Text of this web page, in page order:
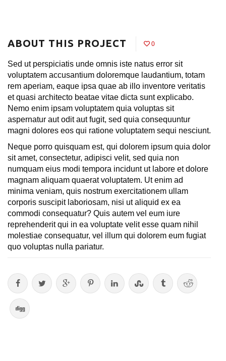
ABOUT THIS PROJECT 0
Sed ut perspiciatis unde omnis iste natus error sit
voluptatem accusantium doloremque laudantium, totam
rem aperiam, eaque ipsa quae ab illo inventore veritatis
et quasi architecto beatae vitae dicta sunt explicabo.
Nemo enim ipsam voluptatem quia voluptas sit
aspernatur aut odit aut fugit, sed quia consequuntur
magni dolores eos qui ratione voluptatem sequi nesciunt.
Neque porro quisquam est, qui dolorem ipsum quia dolor
sit amet, consectetur, adipisci velit, sed quia non
numquam eius modi tempora incidunt ut labore et dolore
magnam aliquam quaerat voluptatem. Ut enim ad
minima veniam, quis nostrum exercitationem ullam
corporis suscipit laboriosam, nisi ut aliquid ex ea
commodi consequatur? Quis autem vel eum iure
reprehenderit qui in ea voluptate velit esse quam nihil
molestiae consequatur, vel illum qui dolorem eum fugiat
quo voluptas nulla pariatur.